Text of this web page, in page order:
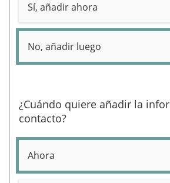
Sí, añadir ahora
No, añadir luego
¿Cuándo quiere añadir la
contacto?
Ahora